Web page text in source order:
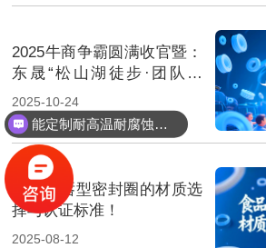
2025牛商争霸圆满收官暨：
东晟“松山湖徒步·团队聚
餐”！
2025-10-24
食品级唇型密封圈的材质选
择与认证标准！
2025-08-12
能定制耐高温耐腐蚀密封件吗？